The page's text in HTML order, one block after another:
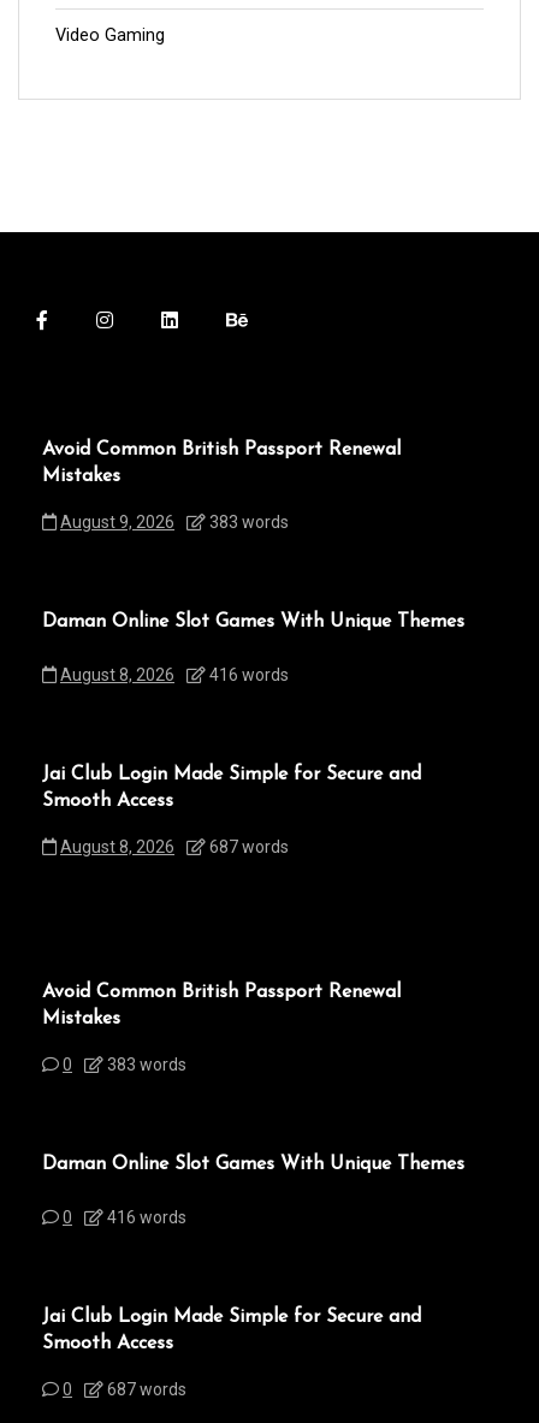
Video Gaming
Avoid Common British Passport Renewal
Mistakes
August 9, 2026 383 words
Daman Online Slot Games With Unique Themes
August 8, 2026 416 words
Jai Club Login Made Simple for Secure and
Smooth Access
August 8, 2026 687 words
Avoid Common British Passport Renewal
Mistakes
0 383 words
Daman Online Slot Games With Unique Themes
0 416 words
Jai Club Login Made Simple for Secure and
Smooth Access
0 687 words